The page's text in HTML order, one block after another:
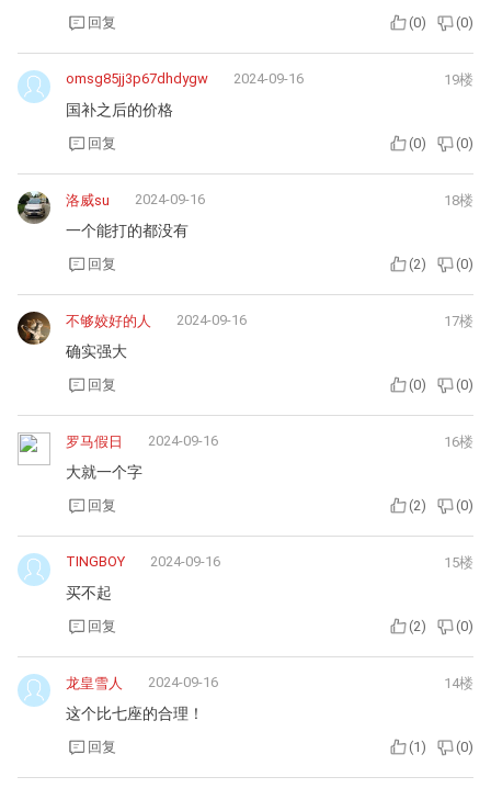
回复 (0) (0)
omsg85jj3p67dhdygw 2024-09-16 19楼
国补之后的价格
回复 (0) (0)
洛威su 2024-09-16 18楼
一个能打的都没有
回复 (2) (0)
不够姣好的人 2024-09-16 17楼
确实强大
回复 (0) (0)
罗马假日 2024-09-16 16楼
大就一个字
回复 (2) (0)
TINGBOY 2024-09-16 15楼
买不起
回复 (2) (0)
龙皇雪人 2024-09-16 14楼
这个比七座的合理！
回复 (1 ) (0)